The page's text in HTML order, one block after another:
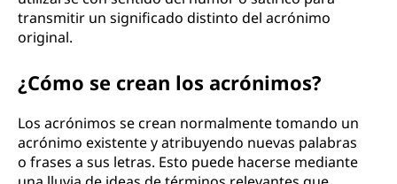
transmitir un significado distinto del acrónimo
original.
¿Cómo se crean los acrónimos?
Los acrónimos se crean normalmente tomando un
acrónimo existente y atribuyendo nuevas palabras
o frases a sus letras. Esto puede hacerse mediante